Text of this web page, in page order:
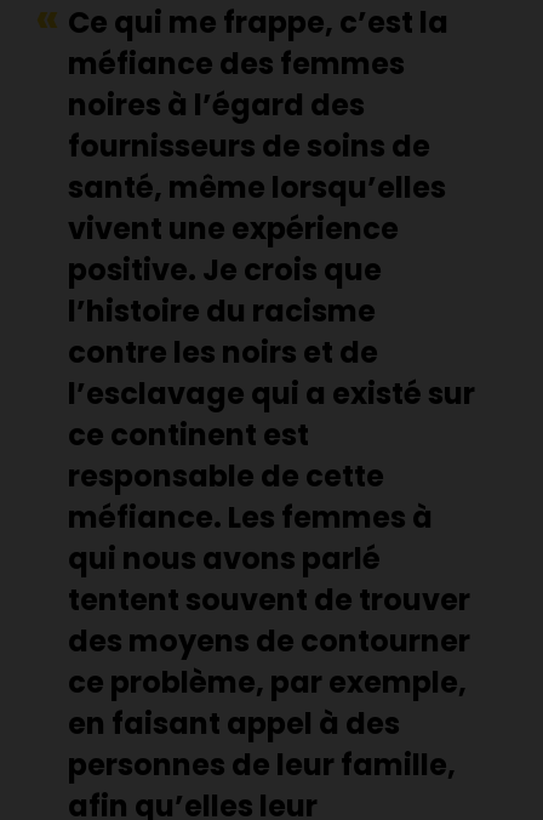
Ce qui me frappe, c’est la
méfiance des femmes
noires à l’égard des
fournisseurs de soins de
santé, même lorsqu’elles
vivent une expérience
positive. Je crois que
l’histoire du racisme
contre les noirs et de
l’esclavage qui a existé sur
ce continent est
responsable de cette
méfiance. Les femmes à
qui nous avons parlé
tentent souvent de trouver
des moyens de contourner
ce problème, par exemple,
en faisant appel à des
personnes de leur famille,
afin qu’elles leur